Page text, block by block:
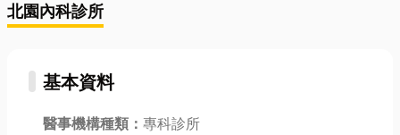
北園內科診所
基本資料
醫事機構種類： 專科診所